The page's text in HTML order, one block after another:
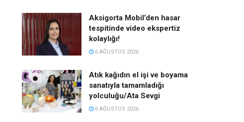
Aksigorta Mobil’den hasar
tespitinde video ekspertiz
kolaylığı!
6 AĞUSTOS 2026
Atık kağıdın el işi ve boyama
sanatıyla tamamladığı
yolculuğu/Ata Sevgi
6 AĞUSTOS 2026